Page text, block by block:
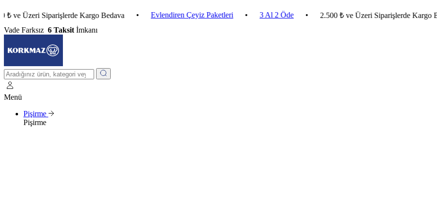
Siparişlerde Kargo Bedava • Evlendiren Çeyiz Paketleri • 3 Al 2 Öde • 2.500 ₺ ve Üzeri Siparişlerde Kargo Bedava
Vade Farksız 6 Taksit İmkanı
Menü
Pişirme
Pişirme